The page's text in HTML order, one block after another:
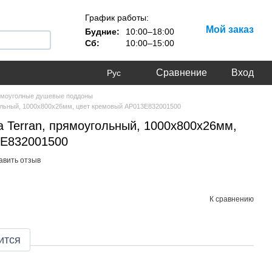
График работы:
Будние:
10:00–18:00
Сб:
10:00–15:00
Мой заказ
Рус Сравнение Вход
душевые поддоны
1000х800х26мм, цвет кремовый AP013E832001500
прямоугольный, 1000х800х26мм,
отзыв
К сравнению